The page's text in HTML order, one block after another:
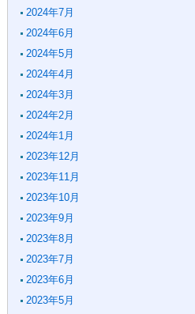
2024年7月
2024年6月
2024年5月
2024年4月
2024年3月
2024年2月
2024年1月
2023年12月
2023年11月
2023年10月
2023年9月
2023年8月
2023年7月
2023年6月
2023年5月